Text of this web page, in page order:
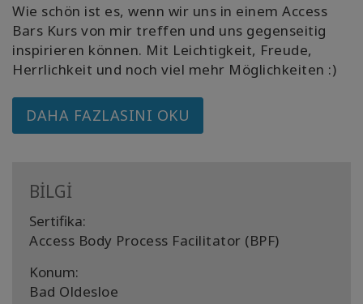
Wie schön ist es, wenn wir uns in einem Access
Bars Kurs von mir treffen und uns gegenseitig
inspirieren können. Mit Leichtigkeit, Freude,
Herrlichkeit und noch viel mehr Möglichkeiten :)
DAHA FAZLASINI OKU
BİLGİ
Sertifika:
Access Body Process Facilitator (BPF)
Konum:
Bad Oldesloe